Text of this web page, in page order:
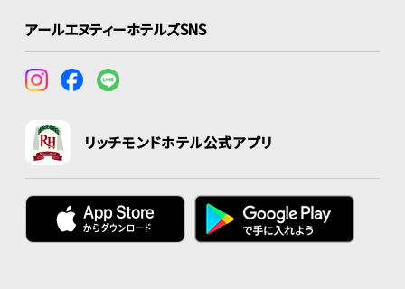
アールエヌティーホテルズSNS
リッチモンドホテル公式アプリ